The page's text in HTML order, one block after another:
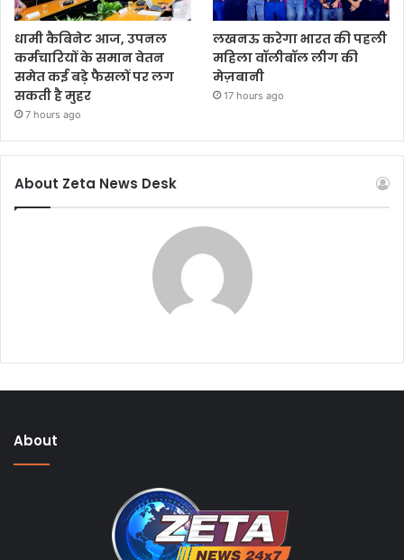
धामी कैबिनेट आज, उपनल
कर्मचारियों के समान वेतन
समेत कई बड़े फैसलों पर लग
सकती है मुहर
7 hours ago
लखनऊ करेगा भारत की पहली
महिला वॉलीबॉल लीग की
मेज़बानी
17 hours ago
About Zeta News Desk
About